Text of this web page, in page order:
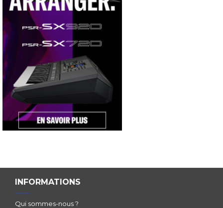
INFORMATIONS
Qui sommes-nous ?